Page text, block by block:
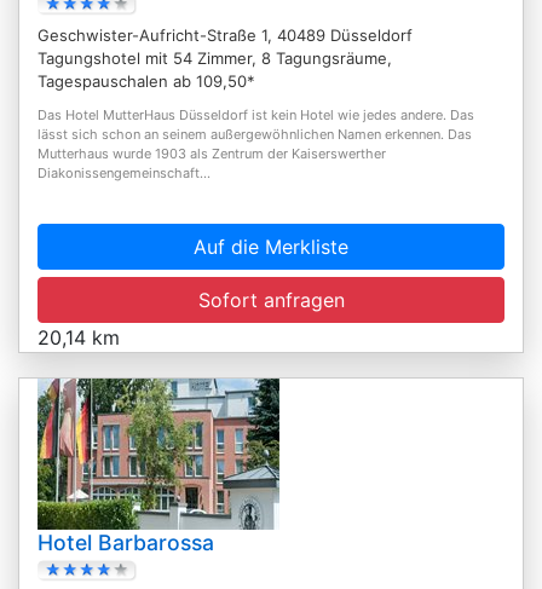
Geschwister-Aufricht-Straße 1, 40489 Düsseldorf
Tagungshotel mit 54 Zimmer, 8 Tagungsräume,
Tagespauschalen ab 109,50*
Das Hotel MutterHaus Düsseldorf ist kein Hotel wie jedes andere. Das
lässt sich schon an seinem außergewöhnlichen Namen erkennen. Das
Mutterhaus wurde 1903 als Zentrum der Kaiserswerther
Diakonissengemeinschaft...
Auf die Merkliste
Sofort anfragen
20,14 km
Hotel Barbarossa